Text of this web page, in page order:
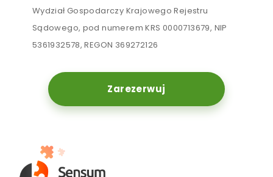
Wydział Gospodarczy Krajowego Rejestru
Sądowego, pod numerem KRS 0000713679, NIP
5361932578, REGON 369272126
Zarezerwuj